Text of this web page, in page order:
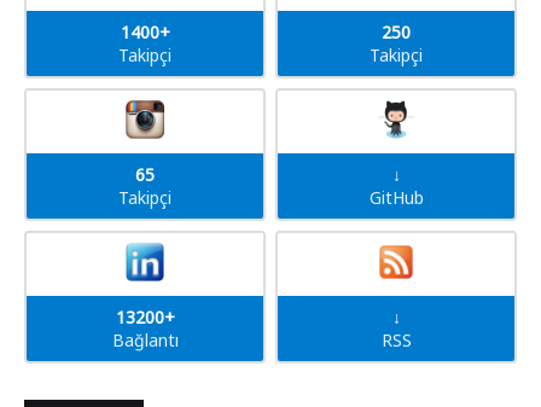
1400+
Takipçi
250
Takipçi
65
Takipçi
↓
GitHub
13200+
Bağlantı
↓
RSS